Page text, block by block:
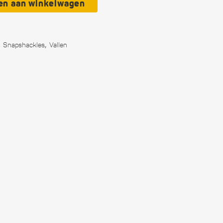
en hars
aan winkelwagen
Snapshackles, Vallen